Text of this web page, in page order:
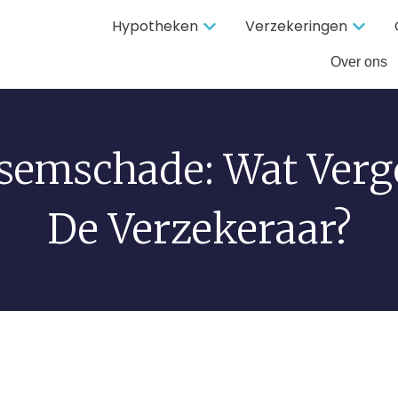
Hypotheken Verzekeringen
Over ons
Wat
De Verzekeraar?